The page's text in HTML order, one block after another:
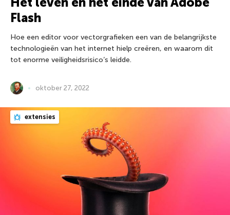
Flash
Hoe een editor voor vectorgrafieken een van de belangrijkste
technologieën van het internet hielp creëren, en waarom dit
tot enorme veiligheidsrisico’s leidde.
oktober 27, 2022
extensies